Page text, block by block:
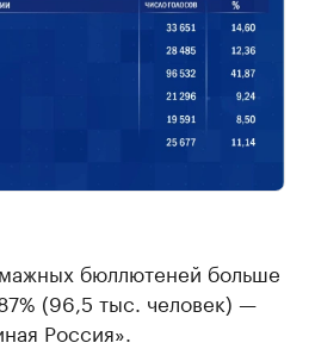
бюллютеней больше
(96,5 тыс. человек) —
Россия».